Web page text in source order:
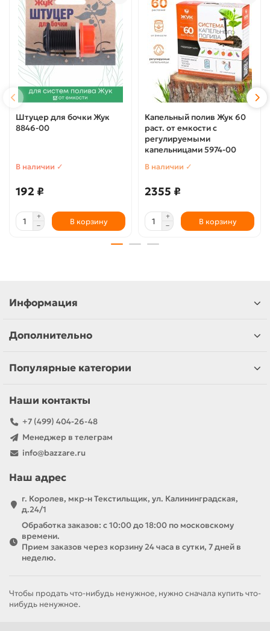
Штуцер для бочки Жук
8846-00
В наличии ✓
192 ₽
В корзину
Капельный полив Жук 60
раст. от емкости с
регулируемыми
капельницами 5974-00
В наличии ✓
2355 ₽
В корзину
Информация
Дополнительно
Популярные категории
Наши контакты
+7 (499) 404-26-48
Менеджер в телеграм
info@bazzare.ru
Наш адрес
г. Королев, мкр-н Текстильщик, ул. Калининградская,
д.24/1
Обработка заказов: с 10:00 до 18:00 по московскому
времени.
Прием заказов через корзину 24 часа в сутки, 7 дней в
неделю.
Чтобы продать что-нибудь ненужное, нужно сначала купить что-
нибудь ненужное.